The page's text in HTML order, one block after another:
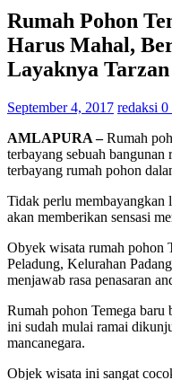
Rumah Pohon
Harus Mahal,
Layaknya Tarzan
September 4, 2017 redaksi 0
AMLAPURA –Rumah
terbayang sebuah bangunan
terbayang rumah pohon
Tidak perlu membayangkan
akan memberikan sensasi
Obyek wisata rumah pohon
Peladung, Kelurahan
menjawab rasa penasaran
Rumah pohon Temega baru
ini sudah mulai ramai
mancanegara.
Objek wisata ini sangat